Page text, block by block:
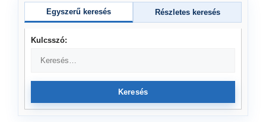
Egyszerű keresés Részletes keresés
Kulcsszó:
Keresés